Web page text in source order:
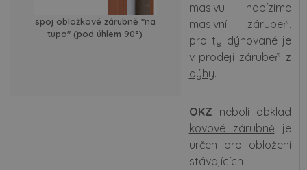
masivu nabízíme
masivní zárubeň,
pro ty dýhované je
v prodeji zárubeň z
dýhy.
spoj obložkové zárubně "na
tupo" (pod úhlem 90°)
OKZ neboli obklad
kovové zárubně je
určen pro obložení
stávajících